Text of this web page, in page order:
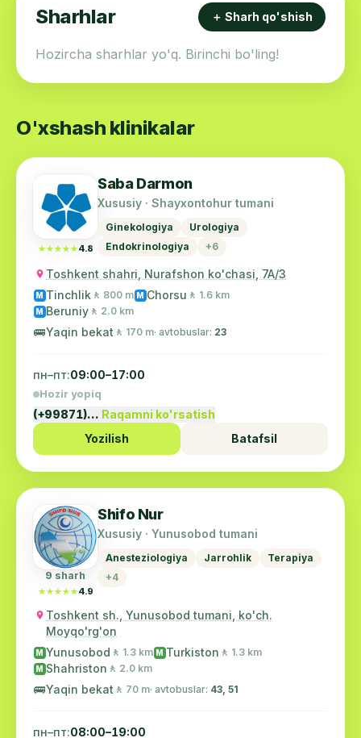
Sharhlar ＋ Sharh qo'shish
Hozircha sharhlar yo'q. Birinchi bo'ling!
O'xshash klinikalar
★★★★★
★★★★★ 4.8
Saba Darmon
Xususiy · Shayxontohur tumani
Ginekologiya
Urologiya
Endokrinologiya
+6
Toshkent shahri, Nurafshon ko'chasi, 7A/3
M Tinchlik 🚶 800 m M Chorsu 🚶 1.6 km
M Beruniy 🚶 2.0 km
🚌Yaqin bekat 🚶 170 m· avtobuslar: 23
пн–пт:09:00–17:00
Hozir yopiq
(+99871)… Raqamni ko'rsatish
Yozilish
Batafsil
9 sharh
★★★★★
★★★★★4.9
Shifo Nur
Xususiy · Yunusobod tumani
Anesteziologiya Jarrohlik
Terapiya
+4
Toshkent sh., Yunusobod tumani, ko'ch.
Moyqo'rg'on
M Yunusobod 🚶 1.3 km M Turkiston 🚶 1.3 km
M Shahriston 🚶 2.0 km
🚌Yaqin bekat 🚶 70 m· avtobuslar: 43, 51
пн–пт:08:00–19:00